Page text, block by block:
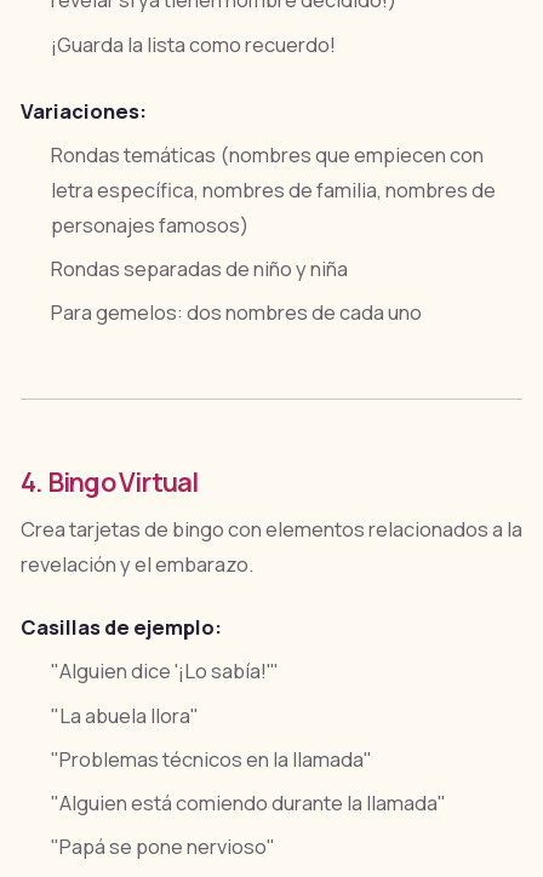
¡Guarda la lista como recuerdo!
Variaciones:
Rondas temáticas (nombres que empiecen con
letra específica, nombres de familia, nombres de
personajes famosos)
Rondas separadas de niño y niña
Para gemelos: dos nombres de cada uno
4. Bingo Virtual
Crea tarjetas de bingo con elementos relacionados a la
revelación y el embarazo.
Casillas de ejemplo:
"Alguien dice '¡Lo sabía!'"
"La abuela llora"
"Problemas técnicos en la llamada"
"Alguien está comiendo durante la llamada"
"Papá se pone nervioso"